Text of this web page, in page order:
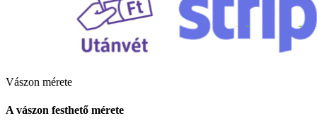
Vászon mérete
A vászon festhető mérete